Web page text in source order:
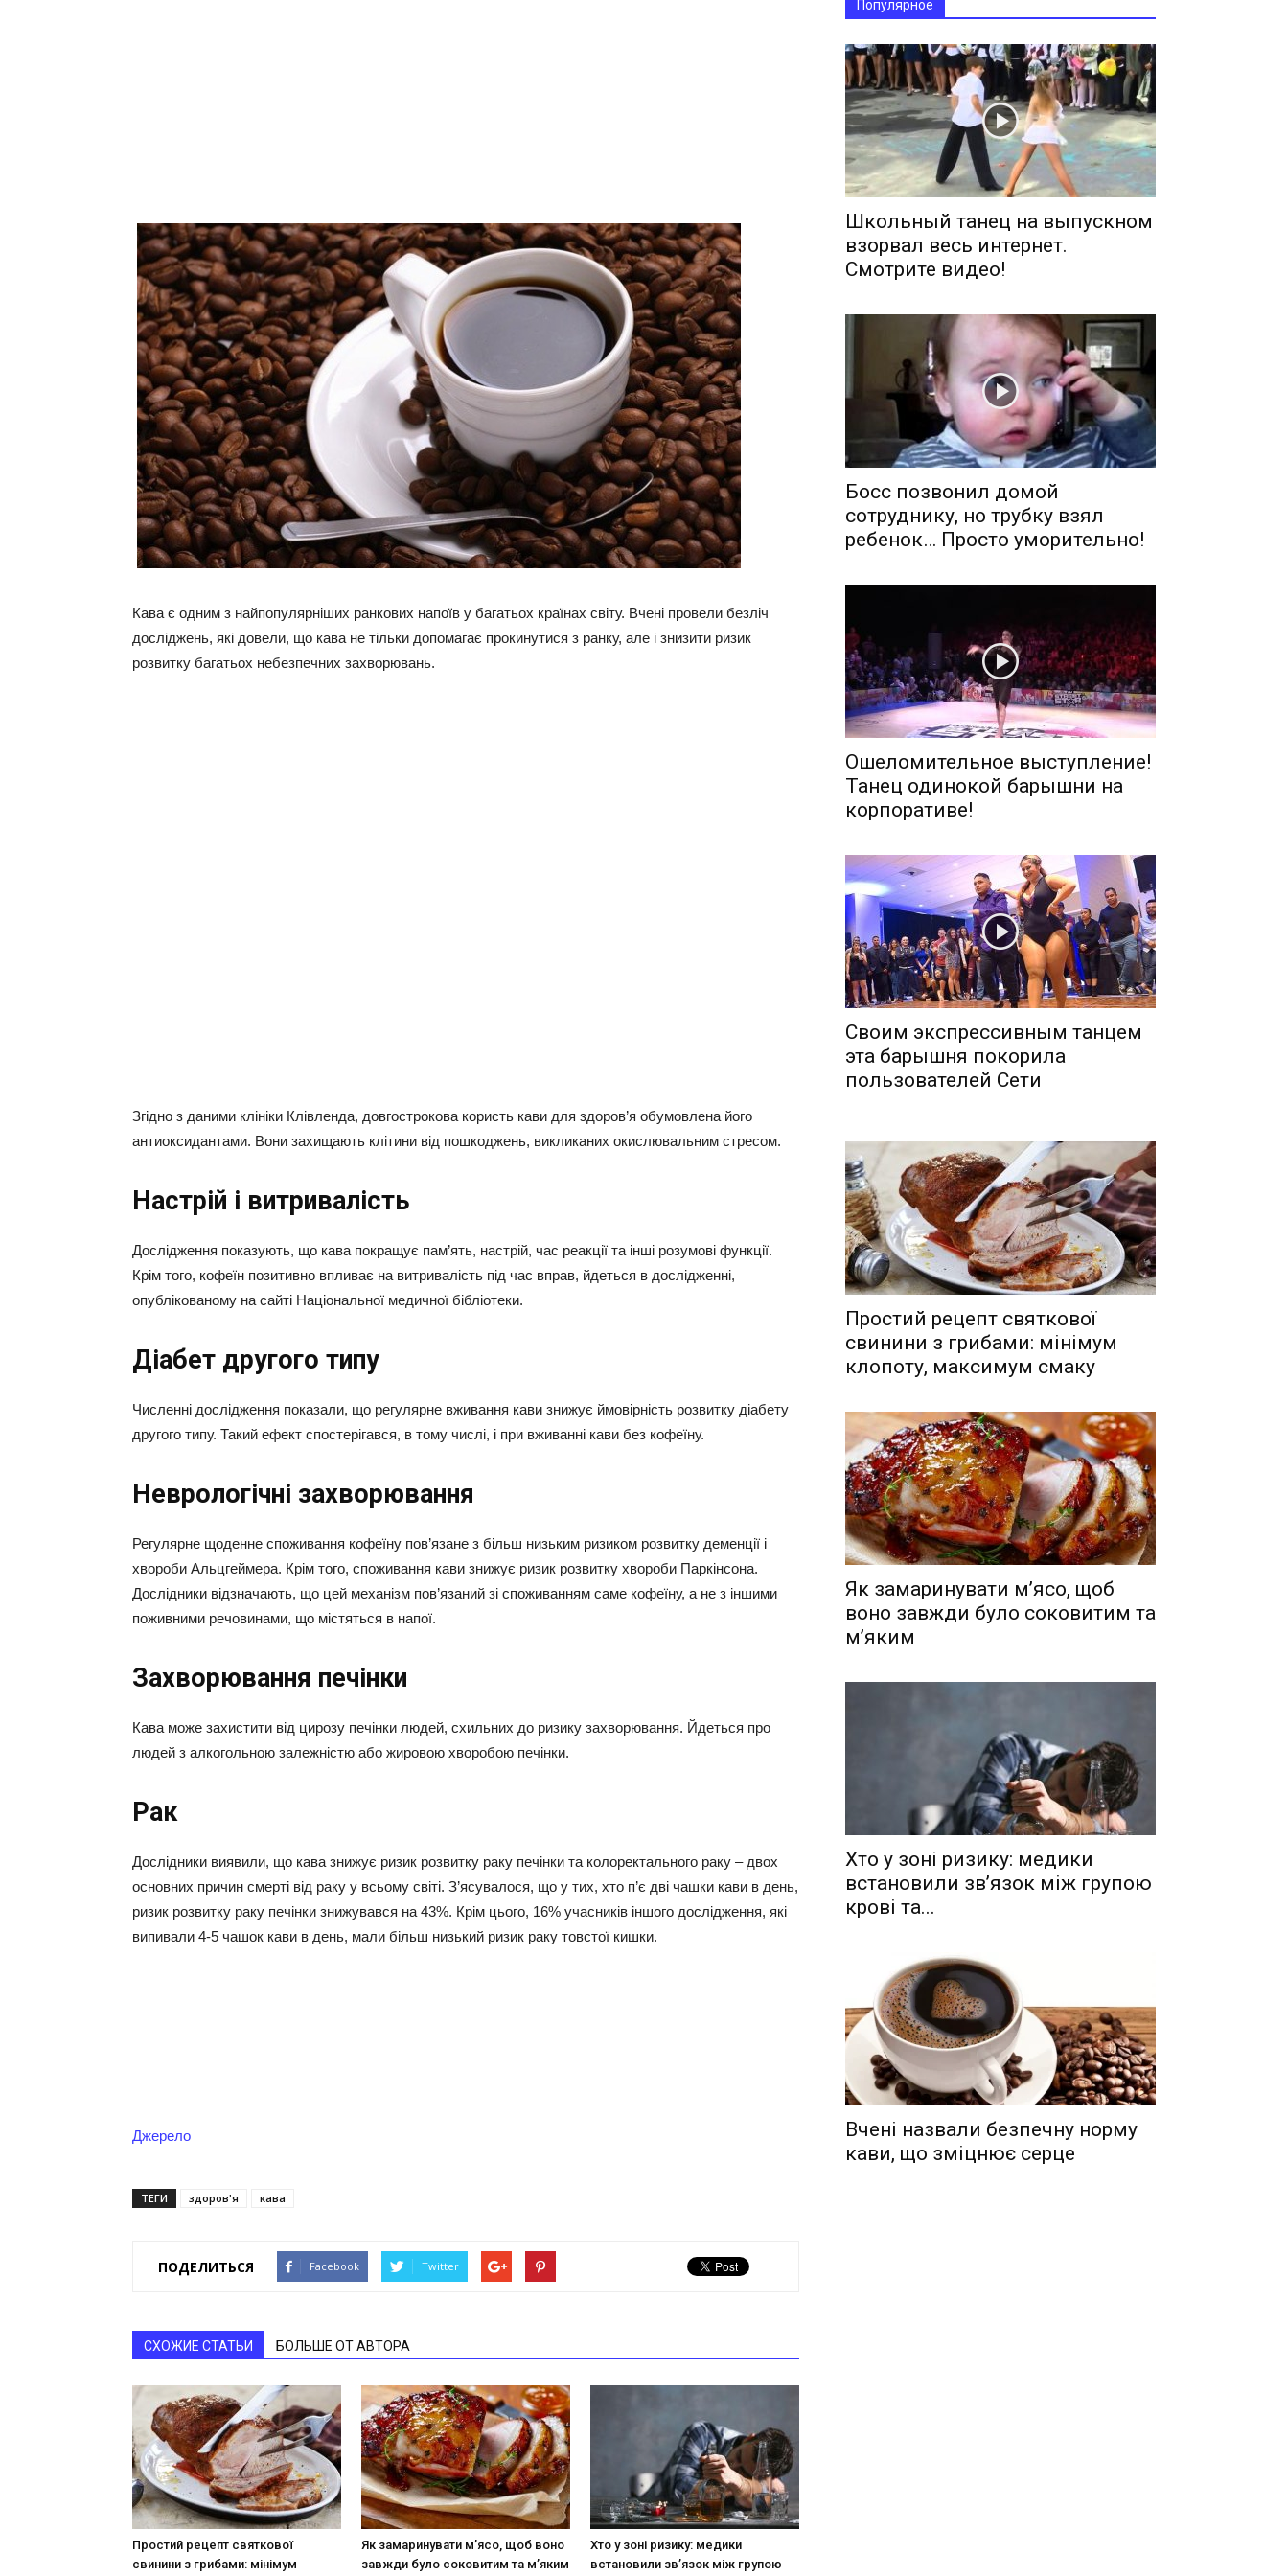
Кава є одним з найпопулярніших ранкових напоїв у багатьох країнах світу. Вчені провели безліч
досліджень, які довели, що кава не тільки допомагає прокинутися з ранку, але і знизити ризик
розвитку багатьох небезпечних захворювань.
Згідно з даними клініки Клівленда, довгострокова користь кави для здоров’я обумовлена його
антиоксидантами. Вони захищають клітини від пошкоджень, викликаних окислювальним стресом.
Настрій і витривалість
Дослідження показують, що кава покращує пам’ять, настрій, час реакції та інші розумові функції.
Крім того, кофеїн позитивно впливає на витривалість під час вправ, йдеться в дослідженні,
опублікованому на сайті Національної медичної бібліотеки.
Діабет другого типу
Численні дослідження показали, що регулярне вживання кави знижує ймовірність розвитку діабету
другого типу. Такий ефект спостерігався, в тому числі, і при вживанні кави без кофеїну.
Неврологічні захворювання
Регулярне щоденне споживання кофеїну пов’язане з більш низьким ризиком розвитку деменції і
хвороби Альцгеймера. Крім того, споживання кави знижує ризик розвитку хвороби Паркінсона.
Дослідники відзначають, що цей механізм пов’язаний зі споживанням саме кофеїну, а не з іншими
поживними речовинами, що містяться в напої.
Захворювання печінки
Кава може захистити від цирозу печінки людей, схильних до ризику захворювання. Йдеться про
людей з алкогольною залежністю або жировою хворобою печінки.
Рак
Дослідники виявили, що кава знижує ризик розвитку раку печінки та колоректального раку – двох
основних причин смерті від раку у всьому світі. З’ясувалося, що у тих, хто п’є дві чашки кави в день,
ризик розвитку раку печінки знижувався на 43%. Крім цього, 16% учасників іншого дослідження, які
випивали 4-5 чашок кави в день, мали більш низький ризик раку товстої кишки.
Джерело
ТЕГИ здоров'я кава
ПОДЕЛИТЬСЯ Facebook Twitter
СХОЖИЕ СТАТЬИ БОЛЬШЕ ОТ АВТОРА
Простий рецепт святкової
свинини з грибами: мінімум
Як замаринувати м’ясо, щоб воно
завжди було соковитим та м’яким
Хто у зоні ризику: медики
встановили зв’язок між групою
Популярное
Школьный танец на выпускном
взорвал весь интернет.
Смотрите видео!
Босс позвонил домой
сотруднику, но трубку взял
ребенок… Просто уморительно!
Ошеломительное выступление!
Танец одинокой барышни на
корпоративе!
Своим экспрессивным танцем
эта барышня покорила
пользователей Сети
Простий рецепт святкової
свинини з грибами: мінімум
клопоту, максимум смаку
Як замаринувати м’ясо, щоб
воно завжди було соковитим та
м’яким
Хто у зоні ризику: медики
встановили зв’язок між групою
крові та...
Вчені назвали безпечну норму
кави, що зміцнює серце